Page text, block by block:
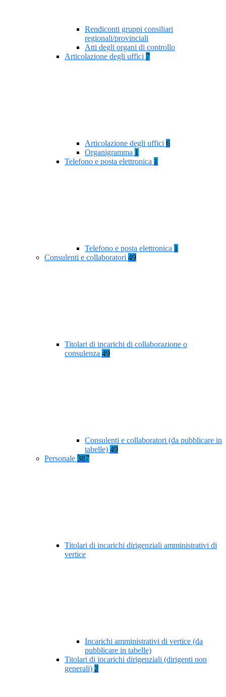
Rendiconti gruppi consiliari
regionali/provinciali
Atti degli organi di controllo
Articolazione degli uffici 7
Articolazione degli uffici 6
Organigramma 1
Telefono e posta elettronica 1
Telefono e posta elettronica 1
Consulenti e collaboratori 49
Titolari di incarichi di collaborazione o
consulenza 49
Consulenti e collaboratori (da pubblicare in
tabelle) 49
Personale 387
Titolari di incarichi dirigenziali amministrativi di
vertice
Incarichi amministrativi di vertice (da
pubblicare in tabelle)
Titolari di incarichi dirigenziali (dirigenti non
generali) 2